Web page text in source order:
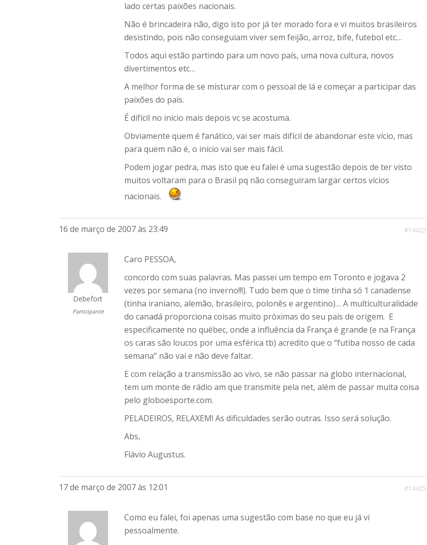
lado certas paixões nacionais.
Não é brincadeira não, digo isto por já ter morado fora e vi muitos brasileiros
desistindo, pois não conseguiam viver sem feijão, arroz, bife, futebol etc…
Todos aqui estão partindo para um novo país, uma nova cultura, novos
divertimentos etc…
A melhor forma de se misturar com o pessoal de lá e começar a participar das
paixões do país.
É difícil no início mais depois vc se acostuma.
Obviamente quem é fanático, vai ser mais difícil de abandonar este vício, mas
para quem não é, o início vai ser mais fácil.
Podem jogar pedra, mas isto que eu falei é uma sugestão depois de ter visto
muitos voltaram para o Brasil pq não conseguiram largar certos vícios
nacionais.
16 de março de 2007 às 23:49 #14422
Debefort
Participante
Caro PESSOA,
concordo com suas palavras. Mas passei um tempo em Toronto e jogava 2
vezes por semana (no inverno!!!). Tudo bem que o time tinha só 1 canadense
(tinha iraniano, alemão, brasileiro, polonês e argentino)… A multiculturalidade
do canadá proporciona coisas muito próximas do seu país de origem. E
especificamente no québec, onde a influência da França é grande (e na França
os caras são loucos por uma esférica tb) acredito que o “futiba nosso de cada
semana” não vai e não deve faltar.
E com relação a transmissão ao vivo, se não passar na globo internacional,
tem um monte de rádio am que transmite pela net, além de passar muita coisa
pelo globoesporte.com.
PELADEIROS, RELAXEM! As dificuldades serão outras. Isso será solução.
Abs,
Flávio Augustus.
17 de março de 2007 às 12:01 #14425
Como eu falei, foi apenas uma sugestão com base no que eu já vi
pessoalmente.